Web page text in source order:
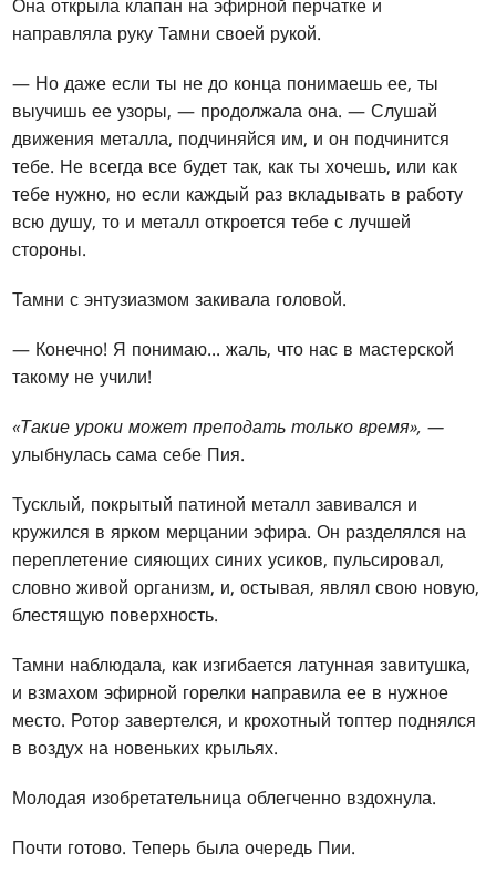
Она открыла клапан на эфирной перчатке и
направляла руку Тамни своей рукой.
— Но даже если ты не до конца понимаешь ее, ты
выучишь ее узоры, — продолжала она. — Слушай
движения металла, подчиняйся им, и он подчинится
тебе. Не всегда все будет так, как ты хочешь, или как
тебе нужно, но если каждый раз вкладывать в работу
всю душу, то и металл откроется тебе с лучшей
стороны.
Тамни с энтузиазмом закивала головой.
— Конечно! Я понимаю... жаль, что нас в мастерской
такому не учили!
«Такие уроки может преподать только время», —
улыбнулась сама себе Пия.
Тусклый, покрытый патиной металл завивался и
кружился в ярком мерцании эфира. Он разделялся на
переплетение сияющих синих усиков, пульсировал,
словно живой организм, и, остывая, являл свою новую,
блестящую поверхность.
Тамни наблюдала, как изгибается латунная завитушка,
и взмахом эфирной горелки направила ее в нужное
место. Ротор завертелся, и крохотный топтер поднялся
в воздух на новеньких крыльях.
Молодая изобретательница облегченно вздохнула.
Почти готово. Теперь была очередь Пии.